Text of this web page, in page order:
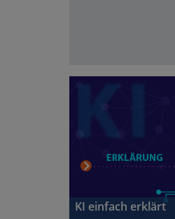
KI einfach erklärt